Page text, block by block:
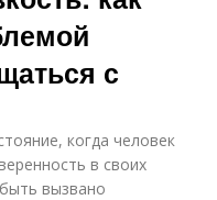
с
когда человек
в своих
вызвано